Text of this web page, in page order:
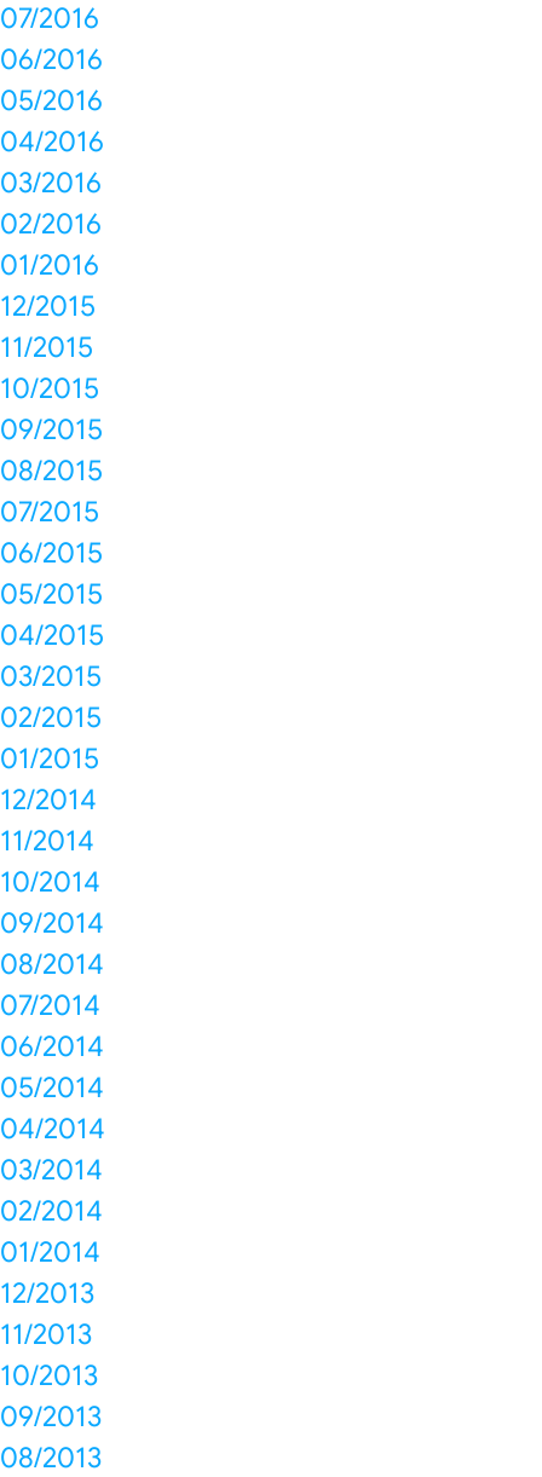
07/2016
06/2016
05/2016
04/2016
03/2016
02/2016
01/2016
12/2015
11/2015
10/2015
09/2015
08/2015
07/2015
06/2015
05/2015
04/2015
03/2015
02/2015
01/2015
12/2014
11/2014
10/2014
09/2014
08/2014
07/2014
06/2014
05/2014
04/2014
03/2014
02/2014
01/2014
12/2013
11/2013
10/2013
09/2013
08/2013